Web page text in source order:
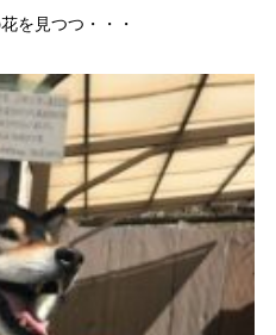
を見つつ・・・